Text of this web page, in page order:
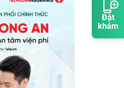
Đặt
khám